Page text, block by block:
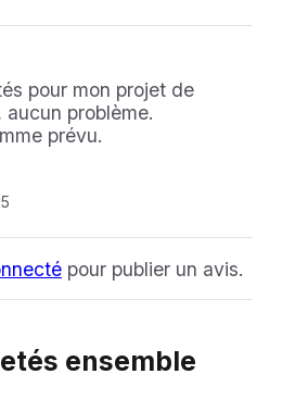
pour mon projet de
aucun problème.
prévu.
pour publier un avis.
ensemble